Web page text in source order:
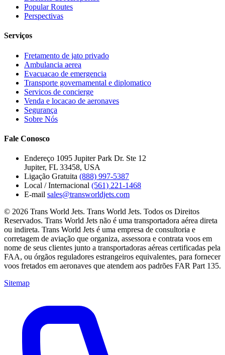
Popular Routes
Perspectivas
Serviços
Fretamento de jato privado
Ambulancia aerea
Evacuacao de emergencia
Transporte governamental e diplomatico
Servicos de concierge
Venda e locacao de aeronaves
Segurança
Sobre Nós
Fale Conosco
Endereço 1095 Jupiter Park Dr. Ste 12
Jupiter, FL 33458, USA
Ligação Gratuita (888) 997-5387
Local / Internacional (561) 221-1468
E-mail sales@transworldjets.com
© 2026 Trans World Jets. Trans World Jets. Todos os Direitos
Reservados. Trans World Jets não é uma transportadora aérea direta
ou indireta. Trans World Jets é uma empresa de consultoria e
corretagem de aviação que organiza, assessora e contrata voos em
nome de seus clientes junto a transportadoras aéreas certificadas pela
FAA, ou órgãos reguladores estrangeiros equivalentes, para fornecer
voos fretados em aeronaves que atendem aos padrões FAR Part 135.
Sitemap